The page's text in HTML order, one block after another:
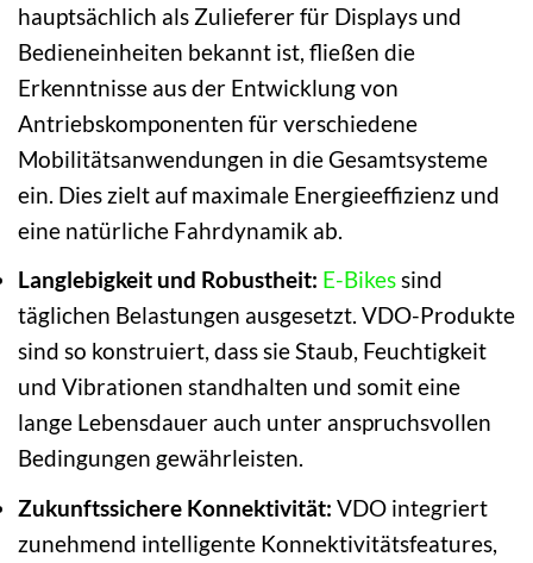
hauptsächlich als Zulieferer für Displays und
Bedieneinheiten bekannt ist, fließen die
Erkenntnisse aus der Entwicklung von
Antriebskomponenten für verschiedene
Mobilitätsanwendungen in die Gesamtsysteme
ein. Dies zielt auf maximale Energieeffizienz und
eine natürliche Fahrdynamik ab.
Langlebigkeit und Robustheit: E-Bikessind
täglichen Belastungen ausgesetzt. VDO-Produkte
sind so konstruiert, dass sie Staub, Feuchtigkeit
und Vibrationen standhalten und somit eine
lange Lebensdauer auch unter anspruchsvollen
Bedingungen gewährleisten.
Zukunftssichere Konnektivität: VDO integriert
zunehmend intelligente Konnektivitätsfeatures,